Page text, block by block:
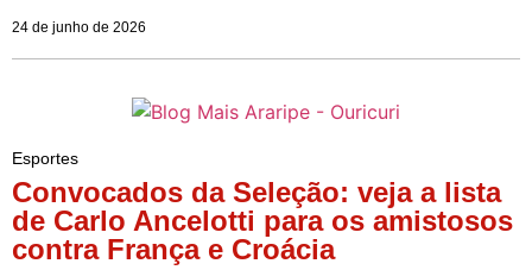
24 de junho de 2026
Esportes
Convocados da Seleção: veja a lista
de Carlo Ancelotti para os amistosos
contra França e Croácia